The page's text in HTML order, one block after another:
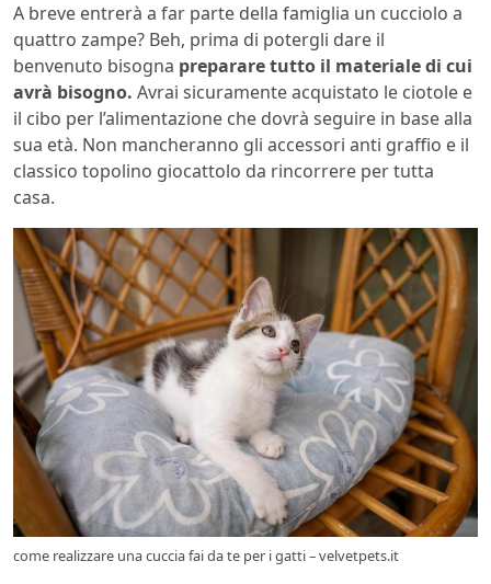
A breve entrerà a far parte della famiglia un cucciolo a
quattro zampe? Beh, prima di potergli dare il
benvenuto bisogna preparare tutto il materiale di cui
avrà bisogno. Avrai sicuramente acquistato le ciotole e
il cibo per l’alimentazione che dovrà seguire in base alla
sua età. Non mancheranno gli accessori anti graffio e il
classico topolino giocattolo da rincorrere per tutta
casa.
come realizzare una cuccia fai da te per i gatti – velvetpets.it